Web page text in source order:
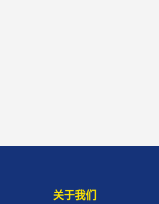
关于我们